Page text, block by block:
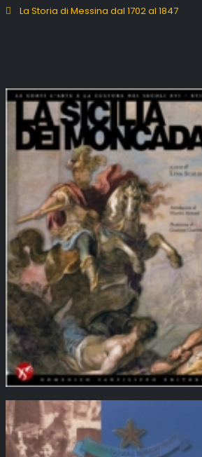
La Storia di Messina dal 1702 al 1847